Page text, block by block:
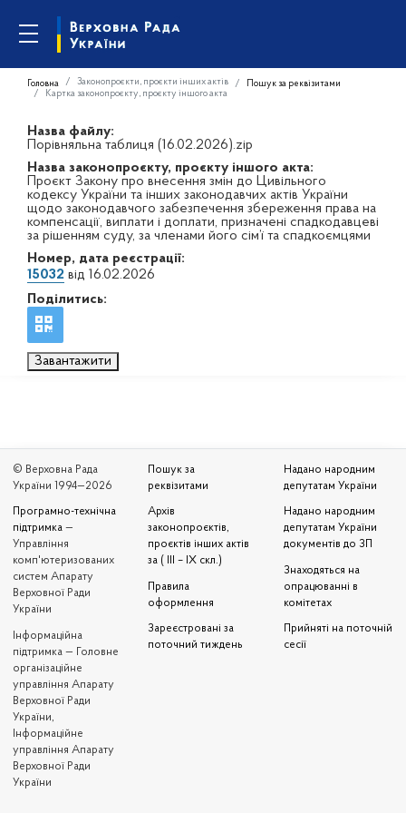
Головна Законопроєкти, проєкти інших актів
Пошук за реквізитами
Картка законопроєкту, проєкту іншого акта
Назва файлу:
Порівняльна таблиця (16.02.2026).zip
Назва законопроєкту, проєкту іншого акта:
Проєкт Закону про внесення змін до Цивільного
кодексу України та інших законодавчих актів України
щодо законодавчого забезпечення збереження права на
компенсації, виплати і доплати, призначені спадкодавцеві
за рішенням суду, за членами його сім’ї та спадкоємцями
Номер, дата реєстрації:
15032 від 16.02.2026
Поділитись:
Завантажити
© Верховна Рада
України 1994—2026
Програмно-технічна
підтримка —
Управління
комп'ютеризованих
систем Апарату
Верховної Ради
України
Iнформаційна
підтримка — Головне
організаційне
управління Апарату
Верховної Ради
України,
Інформаційне
управління Апарату
Верховної Ради
України
Пошук за
реквізитами
Архів
законопроєктів,
проєктів інших актів
за ( III – IX скл.)
Правила
оформлення
Зареєстровані за
поточний тиждень
Надано народним
депутатам України
Надано народним
депутатам України
документів до ЗП
Знаходяться на
опрацюванні в
комітетах
Прийняті на поточній
сесії